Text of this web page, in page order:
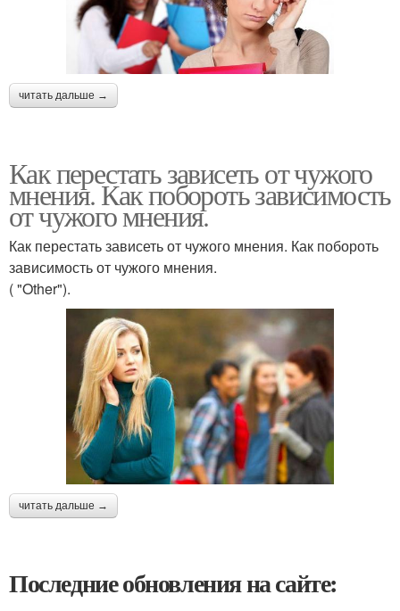
читать дальше →
Как перестать зависеть от чужого
мнения. Как побороть зависимость
от чужого мнения.
Как перестать зависеть от чужого мнения. Как побороть
зависимость от чужого мнения.
( "Other").
читать дальше →
Последние обновления на сайте: